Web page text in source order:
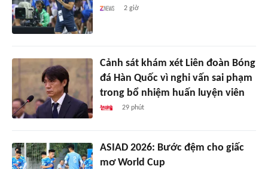
2 giờ
Cảnh sát khám xét Liên đoàn Bóng
đá Hàn Quốc vì nghi vấn sai phạm
trong bổ nhiệm huấn luyện viên
29 phút
ASIAD 2026: Bước đệm cho giấc
mơ World Cup